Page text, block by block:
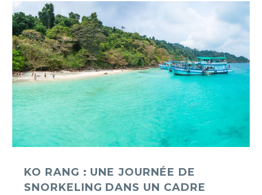
Ko
Rang
:
une
journée
de
snorkeling
dans
un
cadre
KO RANG : UNE JOURNÉE DE
SNORKELING DANS UN CADRE